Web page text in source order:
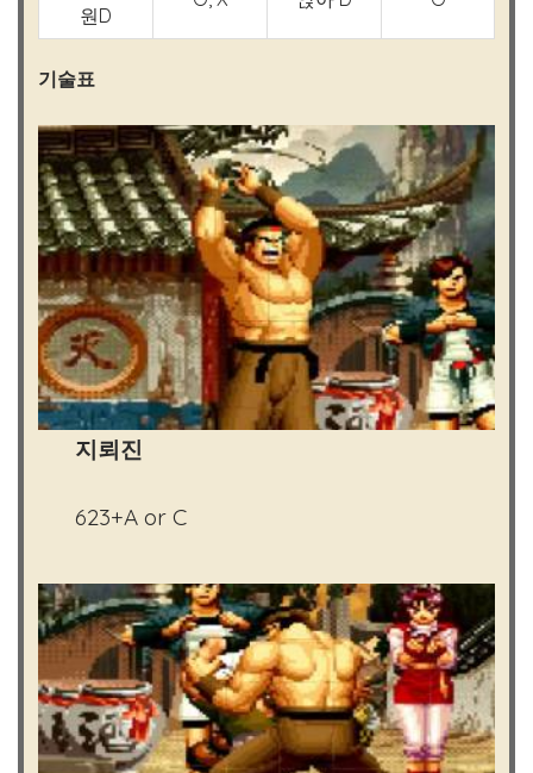
원D
기술표
지뢰진
623+A or C